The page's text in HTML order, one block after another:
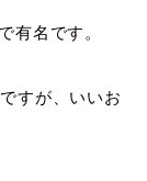
有名です。
すが、いいお